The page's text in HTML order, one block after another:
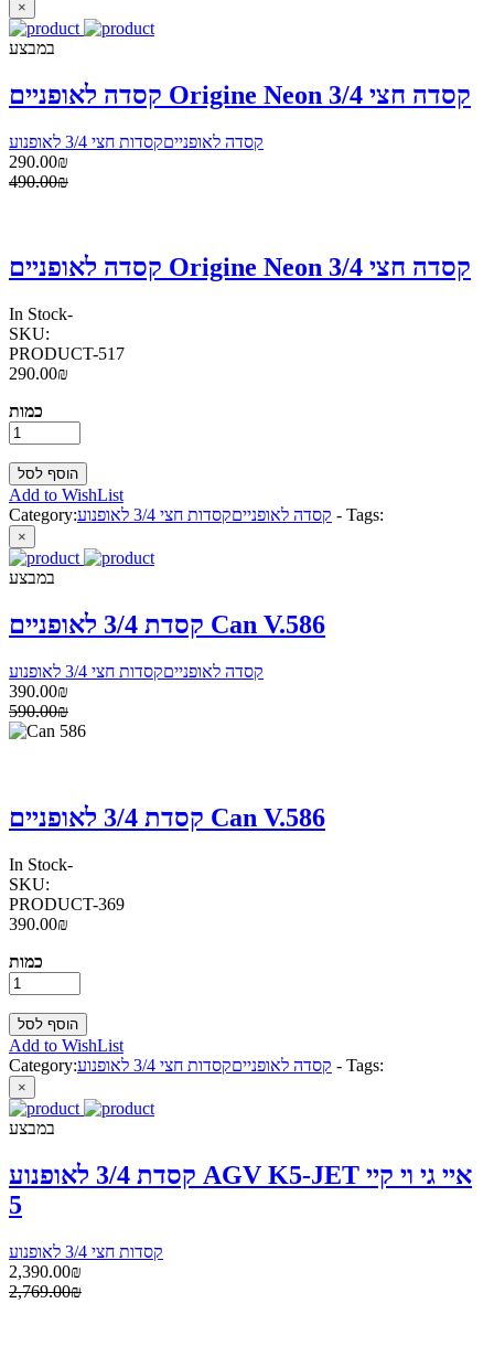
×
במבצע
קסדה לאופניים Origine Neon קסדה חצי 3/4
קסדה לאופנייםקסדות חצי 3/4 לאופנוע
290.00₪
490.00₪
קסדה לאופניים Origine Neon קסדה חצי 3/4
In Stock-
SKU:
PRODUCT-517
290.00₪
כמות
Add to WishList
Category:
קסדה לאופנייםקסדות חצי 3/4 לאופנוע - Tags:
×
במבצע
קסדת 3/4 לאופניים Can V.586
קסדה לאופנייםקסדות חצי 3/4 לאופנוע
390.00₪
590.00₪
קסדת 3/4 לאופניים Can V.586
In Stock-
SKU:
PRODUCT-369
390.00₪
כמות
Add to WishList
Category:
קסדה לאופנייםקסדות חצי 3/4 לאופנוע - Tags:
×
במבצע
קסדת 3/4 לאופנוע AGV K5-JET איי גי וי קיי
5
קסדות חצי 3/4 לאופנוע
2,390.00₪
2,769.00₪